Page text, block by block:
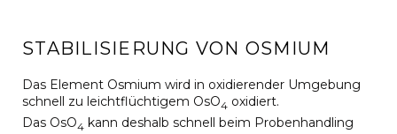
STABILISIERUNG VON OSMIUM
Das Element Osmium wird in oxidierender Umgebung
schnell zu leichtflüchtigem OsO4 oxidiert.
Das OsO4 kann deshalb schnell beim Probenhandling